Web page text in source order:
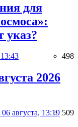
для
указ?
498
2026
06 августа, 13:19 509